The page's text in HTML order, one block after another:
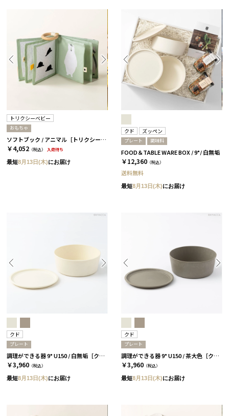
トリクシーベビー
おもちゃ
ソフトブック / アニマル［トリクシーベビー］
￥4,052 （税込） 入荷待ち
最短8月13日(木)にお届け
クド ズッペン
プレート 調味料
FOOD＆TABLE WARE BOX / 9°/ 白無垢
￥12,360 （税込）
送料無料
最短8月13日(木)にお届け
クド
プレート
調理ができる器 9° U150 / 白無垢［クド］
￥3,960 （税込）
最短8月13日(木)にお届け
クド
プレート
調理ができる器 9° U150 / 茶大色［クド］
￥3,960 （税込）
最短8月13日(木)にお届け